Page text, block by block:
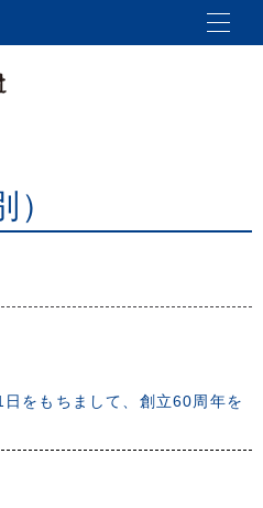
をもちまして、創立60周年を